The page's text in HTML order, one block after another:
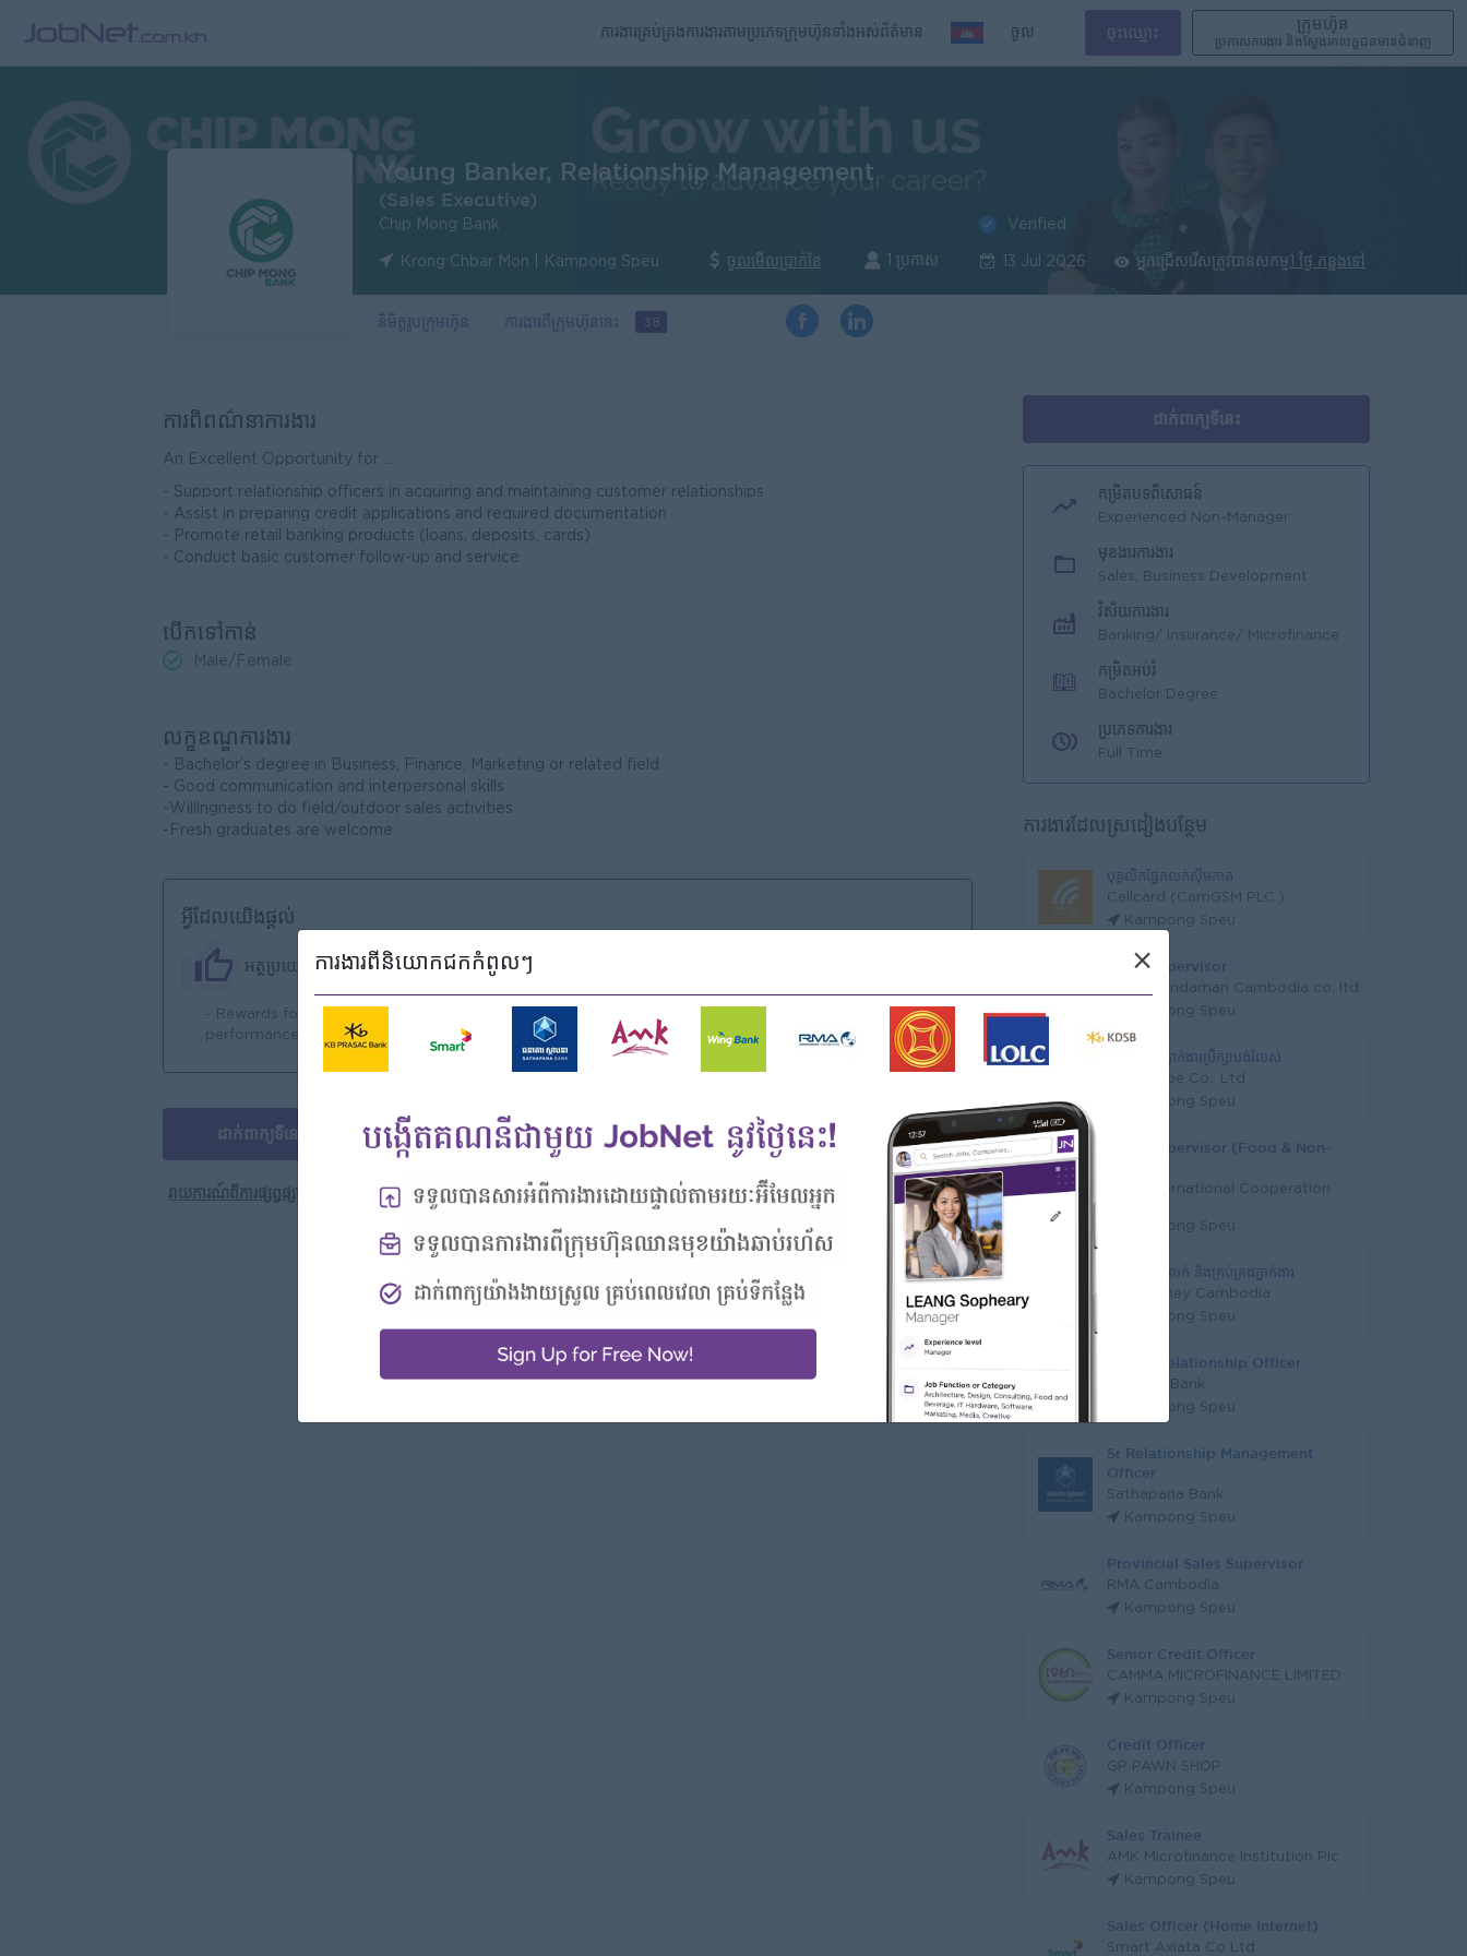
ការងារគ្រប់គ្រង ការងារតាមប្រភេទ ក្រុមហ៊ុនទាំងអស់ ព័ត៌មាន ចូល ចុះឈ្មោះ
ក្រុមហ៊ុន
ប្រកាសការងារ និងស្វែងរកបេក្ខជនមានជំនាញ
Young Banker, Relationship Management
(Sales Executive)
Chip Mong Bank
Krong Chbar Mon | Kampong Speu ចូលមើលប្រាក់ខែ 1 ប្រកាស
Verified
13 Jul 2026 អ្នកជ្រើសរើសត្រូវបានសកម្ម 1 ថ្ងៃ កន្លងទៅ
និមិត្តរូបក្រុមហ៊ុន ការងារពីក្រុមហ៊ុននេះ 38
ការពិពណ៌នាការងារ
An Excellent Opportunity for ...
- Support relationship officers in acquiring and maintaining customer relationships
- Assist in preparing credit applications and required documentation
- Promote retail banking products (loans, deposits, cards)
- Conduct basic customer follow-up and service
បើកទៅកាន់
Male/Female
លក្ខខណ្ឌការងារ
- Bachelor’s degree in Business, Finance, Marketing or related field
- Good communication and interpersonal skills
-Willingness to do field/outdoor sales activities
-Fresh graduates are welcome
អ្វីដែលយើងផ្ដល់
អត្ថប្រយោជន៍
- Rewards for over
performance
រំលេច
- Join an experienced team - Learn new Skill on the jobs
ដាក់ពាក្យទីនេះ ការងារបន្ថែមពីនិយោជកនេះ
រាយការណ៍ពីការផ្សព្វផ្សាយនេះ
ដាក់ពាក្យទីនេះ
កម្រិតបទពិសោធន៍
Experienced Non-Manager
មុខងារការងារ
Sales, Business Development
វិស័យការងារ
Banking/ Insurance/ Microfinance
កម្រិតអប់រំ
Bachelor Degree
ប្រភេទការងារ
Full Time
ការងារដែលស្រដៀងបន្ថែម
បុគ្គលិកផ្នែកលក់ស៊ីមកាត
Cellcard (CamGSM PLC.)
Kampong Speu
Sales Supervisor
Pacific Andaman Cambodia co. ltd
Kampong Speu
ប្រធានក្រុមភ្នាក់ងារប្រឹក្សាបង់រំលស់
121 Shoppe Co., Ltd
Kampong Speu
Sales Supervisor (Food & Non-
KCRI International Cooperation
Kampong Speu
បុគ្គលិកផ្នែកលក់ ​​និងគ្រប់គ្រងភ្នាក់ងារ​
True Money Cambodia
Kampong Speu
Senior Relationship Officer
Canadia Bank
Kampong Speu
Sr Relationship Management
Officer
Sathapana Bank
Kampong Speu
Provincial Sales Supervisor
RMA Cambodia
Kampong Speu
Senior Credit Officer
CAMMA MICROFINANCE LIMITED
Kampong Speu
Credit Officer
GP PAWN SHOP
Kampong Speu
Sales Trainee
AMK Microfinance Institution Plc
Kampong Speu
Sales Officer (Home Internet)
Smart Axiata Co Ltd
ការងារ​ពីនិយោកជកកំពូលៗ ×